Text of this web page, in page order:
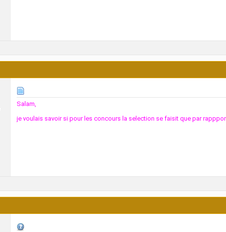
Salam,
je voulais savoir si pour les concours la selection se faisit que par